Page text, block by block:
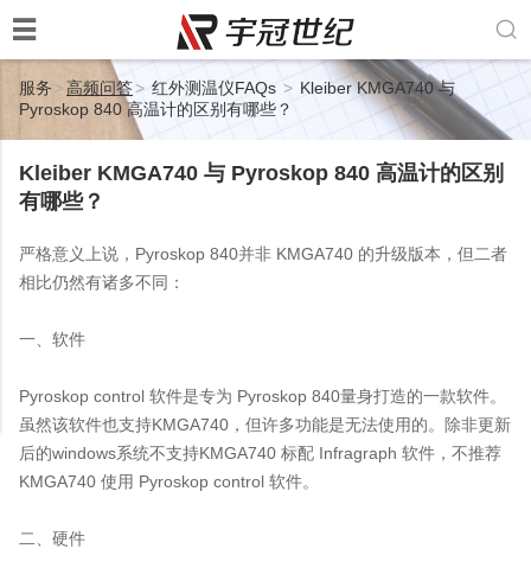
 
服务 >高频问答> 红外测温仪FAQs > Kleiber KMGA740 与
Pyroskop 840 高温计的区别有哪些？
Kleiber KMGA740 与 Pyroskop 840 高温计的区别
有哪些？
严格意义上说，Pyroskop 840并非 KMGA740 的升级版本，但二者
相比仍然有诸多不同：
一、软件
Pyroskop control 软件是专为 Pyroskop 840量身打造的一款软件。
虽然该软件也支持KMGA740，但许多功能是无法使用的。除非更新
后的windows系统不支持KMGA740 标配 Infragraph 软件，不推荐
KMGA740 使用 Pyroskop control 软件。
二、硬件